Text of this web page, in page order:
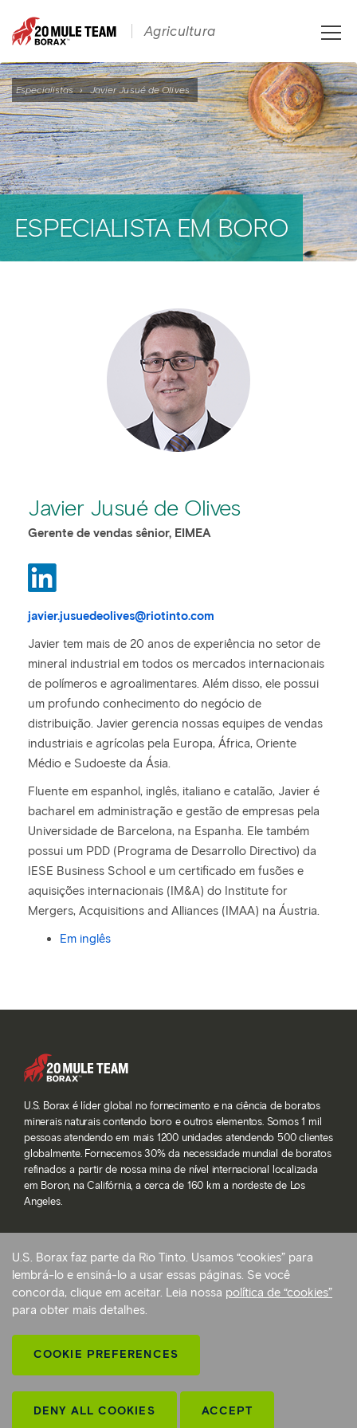
Especialistas › Javier Jusué de Olives
ESPECIALISTA EM BORO
Javier Jusué de Olives
Gerente de vendas sênior, EIMEA
javier.jusuedeolives@riotinto.com
Javier tem mais de 20 anos de experiência no setor de
mineral industrial em todos os mercados internacionais
de polímeros e agroalimentares. Além disso, ele possui
um profundo conhecimento do negócio de
distribuição. Javier gerencia nossas equipes de vendas
industriais e agrícolas pela Europa, África, Oriente
Médio e Sudoeste da Ásia.
Fluente em espanhol, inglês, italiano e catalão, Javier é
bacharel em administração e gestão de empresas pela
Universidade de Barcelona, na Espanha. Ele também
possui um PDD (Programa de Desarrollo Directivo) da
IESE Business School e um certificado em fusões e
aquisições internacionais (IM&A) do Institute for
Mergers, Acquisitions and Alliances (IMAA) na Áustria.
Em inglês
U.S. Borax é líder global no fornecimento e na ciência de boratos
minerais naturais contendo boro e outros elementos. Somos 1 mil
pessoas atendendo em mais 1200 unidades atendendo 500 clientes
globalmente. Fornecemos 30% da necessidade mundial de boratos
refinados a partir de nossa mina de nível internacional localizada
em Boron, na Califórnia, a cerca de 160 km a nordeste de Los
Angeles.
© 2026 Rio Tinto. Todos os direitos reservados.
Termos de serviço
Política de privacidade e configurações de cookie
Voltar ao início
U.S. Borax faz parte da Rio Tinto. Usamos “cookies” para
lembrá-lo e ensiná-lo a usar essas páginas. Se você
concorda, clique em aceitar. Leia nossa política de “cookies”
para obter mais detalhes.
COOKIE PREFERENCES
Agricultura
Toggle